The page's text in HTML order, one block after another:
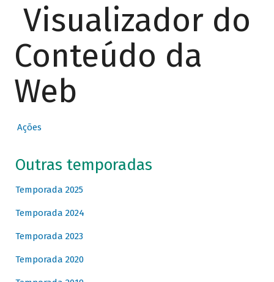
Visualizador do
Conteúdo da
Web
Ações
Outras temporadas
Temporada 2025
Temporada 2024
Temporada 2023
Temporada 2020